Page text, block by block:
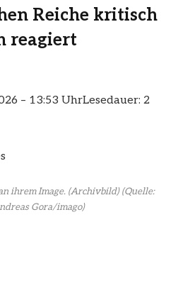
Reiche kritisch
reagiert
– 13:53 UhrLesedauer: 2
ihrem Image. (Archivbild)(Quelle:
Gora/imago)